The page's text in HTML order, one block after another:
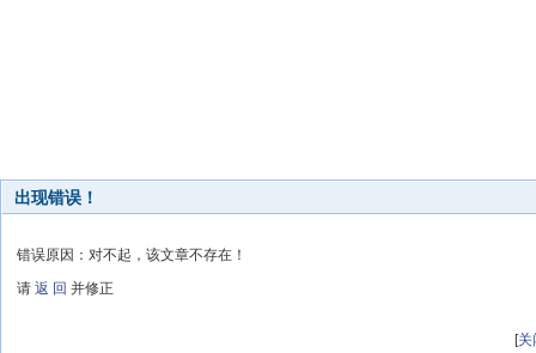
出现错误！
错误原因：对不起，该文章不存在！
请 返 回 并修正
[关